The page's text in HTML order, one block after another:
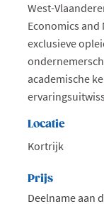
West-
Economics and
exclusieve
academische
Locatie
Kortrijk
Prijs
Deelname aan